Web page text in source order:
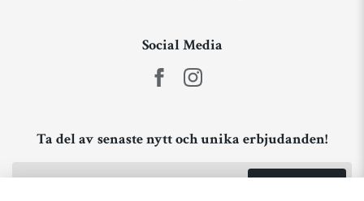
Social Media
Ta del av senaste nytt och unika erbjudanden!